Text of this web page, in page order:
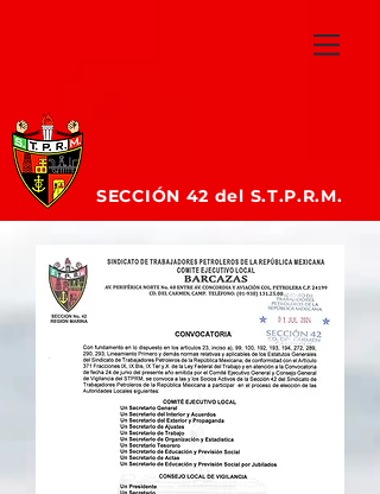
SECCIÓN 42 del S.T.P.R.M.